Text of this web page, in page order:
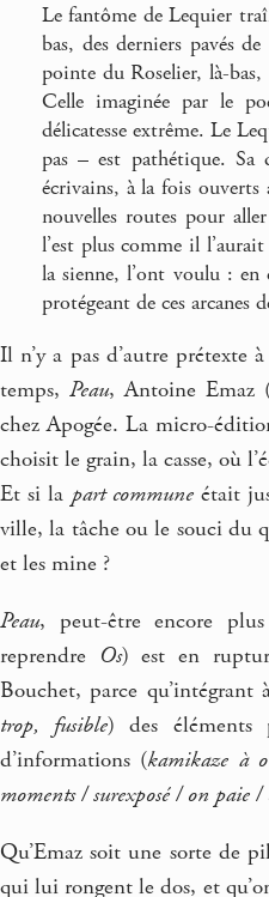
Le fantôme de Lequier
bas, des derniers pavés
pointe du Roselier, là-
Celle imaginée par le
délicatesse extrême. Le
pas – est pathétique.
écrivains, à la fois
nouvelles routes pour
l’est plus comme il
la sienne, l’ont voulu : en
protégeant de ces
Il n’y a pas d’autre prétexte
temps,Peau, Antoine Emaz
chez Apogée. La micro-
choisit le grain, la casse, où
Et si la part communeétait
ville, la tâche ou le souci du
et les mine ?
Peau, peut-être encore
reprendre Os) est en
Bouchet, parce
trop, fusible) des éléments
d’informations (kamikaze à
moments / surexposé / on paie /
Qu’Emaz soit une sorte de
qui lui rongent le dos, et